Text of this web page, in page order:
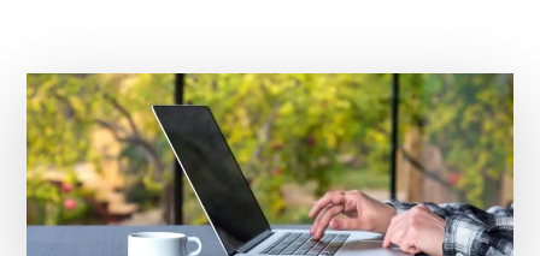
GHID
CU
STRATEGII
UTILE